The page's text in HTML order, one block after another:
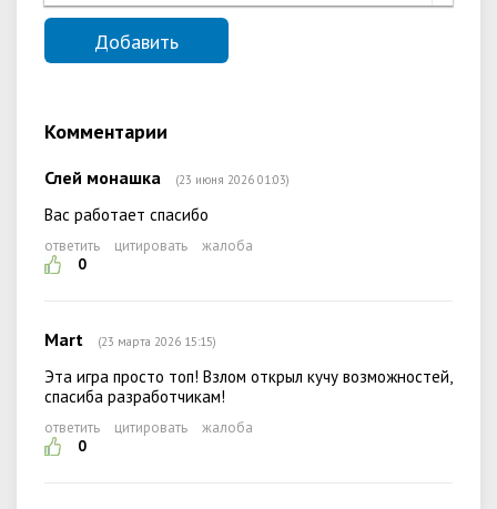
Комментарии
Слей монашка (23 июня 2026 01:03)
Вас работает спасибо
ответить цитировать
жалоба
0
Mart (23 марта 2026 15:15)
Эта игра просто топ! Взлом открыл кучу возможностей,
спасиба разработчикам!
ответить цитировать
жалоба
0